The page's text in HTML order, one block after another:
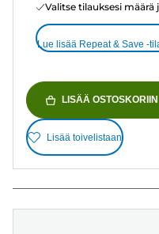
Valitse tilauksesi
Lue lisää Repeat & Save -
LISÄÄ OSTOSKORIIN
Lisää toivelistaan